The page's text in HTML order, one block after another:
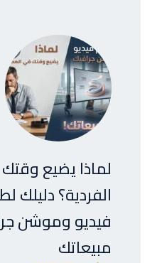
لماذا يضيع وقتك
الفردية؟ دليلك
فيديو وموشن
مبيعاتك